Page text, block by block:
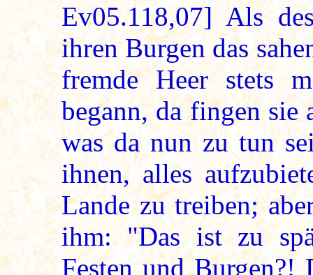
Ev05.118,07] Als
ihren Burgen das
fremde Heer stets
begann, da fingen sie
was da nun zu tun
ihnen, alles
Lande zu treiben;
ihm: "Das ist zu
Festen und